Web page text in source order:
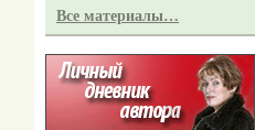
Все материалы…